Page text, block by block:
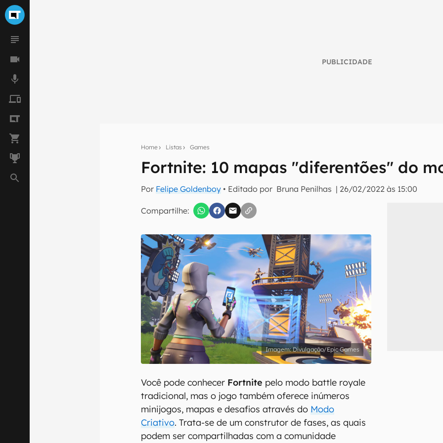
PUBLICIDADE
Home Listas Games
Fortnite: 10 mapas "diferentões" do
Por Felipe Goldenboy • Editado por Bruna Penilhas | 26/02/2022 às 15:00
Compartilhe:
Seu resumo inteligente do mundo tech!
Assine a newsletter do Canaltech e receba notícias e reviews sobre tecnologia
inscreva-se
Confirmo que li, aceito e concordo com os Termos de Uso e Política de Privacidade do
Divulgação/Epic Games
Você pode conhecer Fortnite pelo modo battle royale
tradicional, mas o jogo também oferece inúmeros
minijogos, mapas e desafios através do Modo
Criativo. Trata-se de um construtor de fases, as quais
podem ser compartilhadas com a comunidade